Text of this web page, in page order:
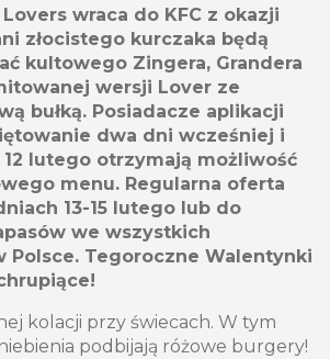
wraca do KFC z okazji
złocistego kurczaka będą
kultowego Zingera, Grandera
wersji Lover ze
bułką. Posiadacze aplikacji
dwa dni wcześniej i
lutego otrzymają możliwość
menu. Regularna oferta
13-15 lutego lub do
we wszystkich
Polsce. Tegoroczne Walentynki
kolacji przy świecach. W tym
podbijają różowe burgery!